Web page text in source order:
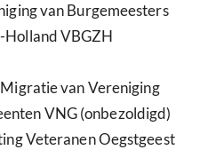
van Burgemeesters
Holland VBGZH
van Vereniging
VNG (onbezoldigd)
Veteranen Oegstgeest